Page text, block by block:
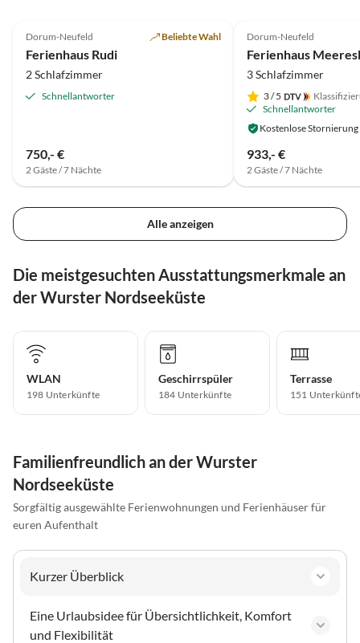
Dorum-Neufeld Beliebte Wahl
Ferienhaus Rudi
2 Schlafzimmer
Schnellantworter
750,- €
2 Gäste / 7 Nächte
Dorum-Neufeld
Ferienhaus
3 Schlafzimmer
3/ 5
Schnellantworter
Kostenlose Stornierung
933,- €
2 Gäste / 7 Nächte
Alle anzeigen
Die meistgesuchten Ausstattungsmerkmale an
der Wurster Nordseeküste
WLAN
198 Unterkünfte
Geschirrspüler
184 Unterkünfte
Terrasse
151
Familienfreundlich an der Wurster
Nordseeküste
Sorgfältig ausgewählte Ferienwohnungen und Ferienhäuser für
euren Aufenthalt
Kurzer Überblick
Eine Urlaubsidee für Übersichtlichkeit, Komfort
und Flexibilität